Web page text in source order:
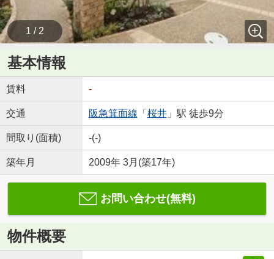
1 / 2
基本情報
賃料 -
交通 阪急箕面線 「 桜井」駅 徒歩9分
間取り(面積) -(-)
築年月 2009年 3月(築17年)
お問い合わせ(無料)
物件概要